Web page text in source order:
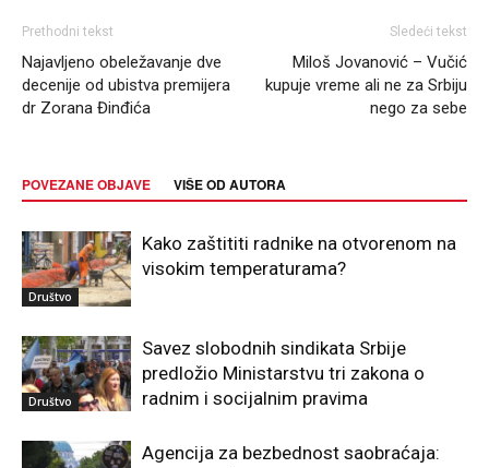
Prethodni tekst
Najavljeno obeležavanje dve
decenije od ubistva premijera
dr Zorana Đinđića
Sledeći tekst
Miloš Jovanović – Vučić
kupuje vreme ali ne za Srbiju
nego za sebe
POVEZANE OBJAVE VIŠE OD AUTORA
Društvo
Kako zaštititi radnike na otvorenom na
visokim temperaturama?
Društvo
Savez slobodnih sindikata Srbije
predložio Ministarstvu tri zakona o
radnim i socijalnim pravima
Agencija za bezbednost saobraćaja: